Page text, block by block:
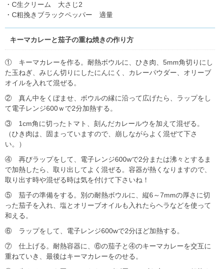
・C生クリーム 大さじ2
・C粗挽きブラックペッパー 適量
キーマカレーと茄子の重ね焼きの作り方
① キーマカレーを作る。耐熱ボウルに、ひき肉、5mm角切りにし
た玉ねぎ、みじん切りにしたにんにく、カレーパウダー、オリーブ
オイルを入れて混ぜる。
② 真ん中をくぼませ、ボウルの縁に沿って広げたら、ラップをし
て電子レンジ600ｗで2分加熱する。
③ 1cm角に切ったトマト、刻んだカレールウを加えて混ぜる。
（ひき肉は、固まっていますので、崩しながらよく混ぜて下さ
い。）
④ 再びラップをして、電子レンジ600wで2分または沸々とするま
で加熱したら、取り出してよく混ぜる。容器が熱くなりますので、
取り出す時や混ぜる時は気を付けて下さいね！
⑤ 茄子の準備をする。別の耐熱ボウルに、縦6～7mmの厚さに切
った茄子を入れ、塩とオリーブオイルも入れたらヘラなどを使って
和える。
⑥ ラップをして、電子レンジ600wで2分ほど加熱する。
⑦ 仕上げる。耐熱容器に、⑥の茄子と④のキーマカレーを交互に
重ねていき、最後はキーマカレーをのせる。